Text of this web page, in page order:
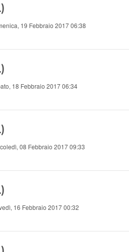
19 Febbraio 2017 06:38
18 Febbraio 2017 06:34
08 Febbraio 2017 09:33
16 Febbraio 2017 00:32